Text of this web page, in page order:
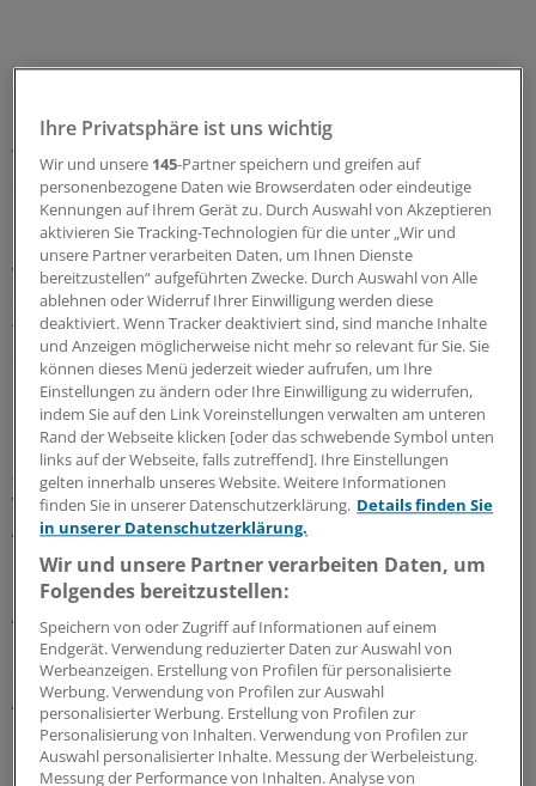
Wie gut das funktioniert, hat ein Team um Lefort in einer
Studie bei 194 Kindern im Alter von über zwei Jahren
untersucht. Alle waren aufgrund von Herzgeräuschen an
Kinderkardiologen an zwei Unikliniken überwiesen
worden. Bei keinem der Kinder lagen bekannte Herz-
oder Systemerkrankungen vor, ebenso wenig ein
familiär bedingtes Risiko für Herzfehler – letztlich hatte
also nur ein auffälliger Auskultationsbefund zur
Überweisung geführt.
Insgesamt sechs Kardiologen untersuchten die Kinder
zunächst in Rückenlage und dann im Stehen. Sie
verwendeten ausschließlich ein akustisches Stethoskop.
Anschließend erstellten sie ein Echokardiogramm.
Nur 30 Kinder (15%) zeigten im Echokardiogramm
Auffälligkeiten, welche die Geräusche erklären konnten.
Neun Kinder hatten einen Vorhofseptumdefekt, fünf
einen Ventrikelseptumdefekt, drei eine
Aortenklappenstenose und sieben eine
Mitralklappeninsuffizienz.
Ihre Privatsphäre ist uns wichtig
Wir und unsere 145-Partner speichern und greifen auf
personenbezogene Daten wie Browserdaten oder eindeutige
Kennungen auf Ihrem Gerät zu. Durch Auswahl von Akzeptieren
aktivieren Sie Tracking-Technologien für die unter „Wir und
unsere Partner verarbeiten Daten, um Ihnen Dienste
bereitzustellen“ aufgeführten Zwecke. Durch Auswahl von Alle
ablehnen oder Widerruf Ihrer Einwilligung werden diese
deaktiviert. Wenn Tracker deaktiviert sind, sind manche Inhalte
und Anzeigen möglicherweise nicht mehr so relevant für Sie. Sie
können dieses Menü jederzeit wieder aufrufen, um Ihre
Einstellungen zu ändern oder Ihre Einwilligung zu widerrufen,
indem Sie auf den Link Voreinstellungen verwalten am unteren
Rand der Webseite klicken [oder das schwebende Symbol unten
links auf der Webseite, falls zutreffend]. Ihre Einstellungen
gelten innerhalb unseres Website. Weitere Informationen
finden Sie in unserer Datenschutzerklärung. Details finden Sie
in unserer Datenschutzerklärung.
Wir und unsere Partner verarbeiten Daten, um
Folgendes bereitzustellen:
Speichern von oder Zugriff auf Informationen auf einem
Endgerät. Verwendung reduzierter Daten zur Auswahl von
Werbeanzeigen. Erstellung von Profilen für personalisierte
Werbung. Verwendung von Profilen zur Auswahl
personalisierter Werbung. Erstellung von Profilen zur
Personalisierung von Inhalten. Verwendung von Profilen zur
Auswahl personalisierter Inhalte. Messung der Werbeleistung.
Messung der Performance von Inhalten. Analyse von